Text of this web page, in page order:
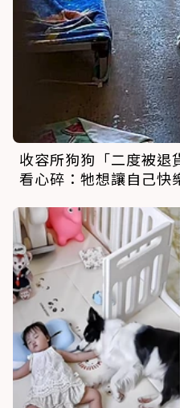
收容所狗狗「二度被退
看心碎：牠想讓自己快